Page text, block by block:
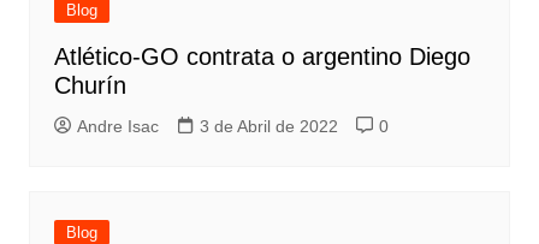
Blog
Atlético-GO contrata o argentino Diego
Churín
Andre Isac 3 de Abril de 2022 0
Blog